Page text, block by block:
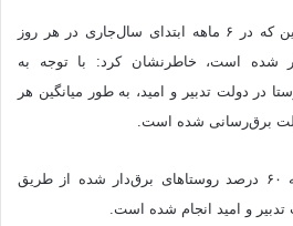
سخنگوی صنعت برق با بیان این که در ۶ ماهه ابتدای سال‌جاری در هر روز
شده است، خاطرنشان کرد: با توجه به
به ۲ هزار و ۹۲۹ روستا در دولت تدبیر و امید، به طور میانگین هر
برق‌رسانی شده است.
رجبی مشهدی گفت: نزدیک به ۶۰ درصد روستاهای برق‌دار شده از طریق
تدبیر و امید انجام شده است.